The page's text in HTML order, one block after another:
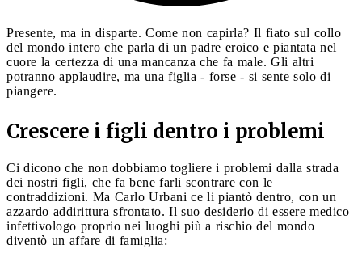
Presente, ma in disparte. Come non capirla? Il fiato sul collo
del mondo intero che parla di un padre eroico e piantata nel
cuore la certezza di una mancanza che fa male. Gli altri
potranno applaudire, ma una figlia - forse - si sente solo di
piangere.
Crescere i figli dentro i problemi
Ci dicono che non dobbiamo togliere i problemi dalla strada
dei nostri figli, che fa bene farli scontrare con le
contraddizioni. Ma Carlo Urbani ce li piantò dentro, con un
azzardo addirittura sfrontato. Il suo desiderio di essere medico
infettivologo proprio nei luoghi più a rischio del mondo
diventò un affare di famiglia: